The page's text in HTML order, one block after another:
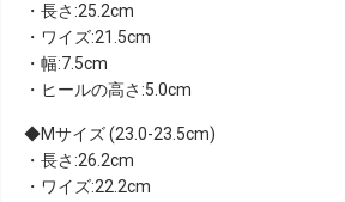
・長さ:25.2cm
・ワイズ:21.5cm
・幅:7.5cm
・ヒールの高さ:5.0cm
Mサイズ (23.0-23.5cm)
・長さ:26.2cm
・ワイズ:22.2cm